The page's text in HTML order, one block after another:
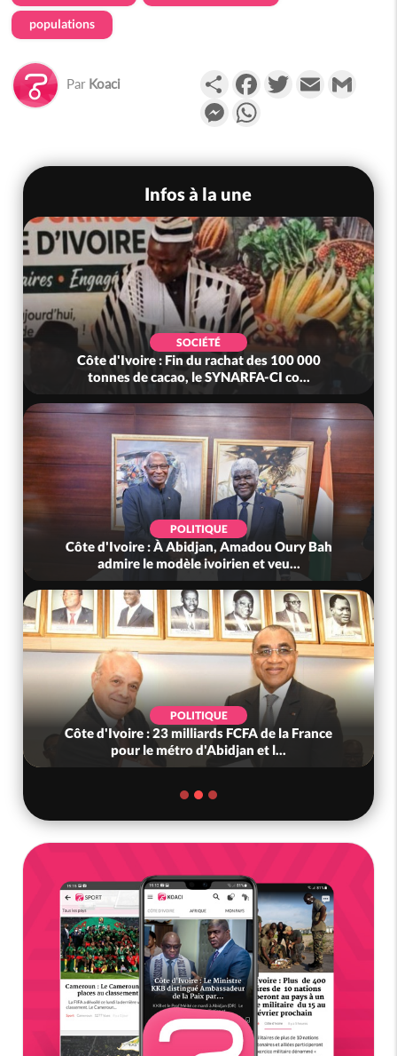
populations
Par Koaci PartagerFacebookTwitterEmail
Messenger
Infos à la une
SOCIÉTÉ
Côte d'Ivoire : Fin du rachat des 100 000
tonnes de cacao, le SYNARFA-CI co...
POLITIQUE
Côte d'Ivoire : À Abidjan, Amadou Oury Bah
admire le modèle ivoirien et veu...
POLITIQUE
Côte d'Ivoire : 23 milliards FCFA de la France
pour le métro d'Abidjan et l...